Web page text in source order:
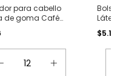
para cabello
de goma Café
pz.
Látex
$5.17